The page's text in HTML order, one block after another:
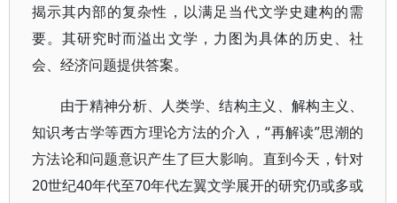
揭示其内部的复杂性，以满足当代文学史建构的需
要。其研究时而溢出文学，力图为具体的历史、社
会、经济问题提供答案。
由于精神分析、人类学、结构主义、解构主义、
知识考古学等西方理论方法的介入，“再解读”思潮的
方法论和问题意识产生了巨大影响。直到今天，针对
20世纪40年代至70年代左翼文学展开的研究仍或多或